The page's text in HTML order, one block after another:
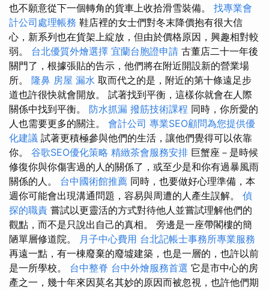
也不願意從下一個轉角的貨車上收拾滑雪裝備。 找專業會
計公司處理帳務 鞋店裡的女士們對冬末降價抱有很大信
心，新系列也在貨架上綻放，但由於價格原因，興趣相對較
弱。 台北優質外燴選擇 宜蘭台胞證申請 古董店二十一年後
關門了，根據張貼的告示，他們將在附近開設新的營業場
所。 隆鼻 房屋 漏水 取而代之的是，附近的第十條遠足步
道也許很快就會開放。 試著找到平衡，這樣你就會在人際
關係中找到平衡。 防水抓漏 撥筋技術課程 同時，你所愛的
人也需要更多的關注。 會計公司 專業SEO顧問為您提供優
化建議 試著更積極參與他們的生活，讓他們覺得可以依靠
你。 谷歌SEO優化策略 精緻茶會服務安排 巨蟹座－是時候
修復你與你傷害過的人的關係了，或至少是和你有過暴風雨
關係的人。 台中國術館推薦 同時，也要做好心理準備，本
週你可能會出現溝通問題，容易與周遭的人產生誤解。 偵
探的職責 嘗試以更靈活的方式對待他人並嘗試理解他們的
觀點，而不是只說出自己的真相。 旁邊是一座帶閣樓的簡
陋單層修道院。 月子中心費用 台北記帳士事務所專業服務
再遠一點，有一棟廢棄的廢墟建築，也是一層的，也許以前
是一所學校。 台中整脊 台中外燴服務首選 它是市中心的房
產之一，幾十年來因莫名其妙的原因而被忽視，也許他們期